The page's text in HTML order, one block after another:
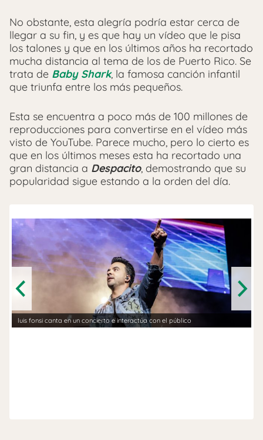
No obstante, esta alegría podría estar cerca de
llegar a su fin, y es que hay un vídeo que le pisa
los talones y que en los últimos años ha recortado
mucha distancia al tema de los de Puerto Rico. Se
trata de Baby Shark, la famosa canción infantil
que triunfa entre los más pequeños.
Esta se encuentra a poco más de 100 millones de
reproducciones para convertirse en el vídeo más
visto de YouTube. Parece mucho, pero lo cierto es
que en los últimos meses esta ha recortado una
gran distancia a Despacito, demostrando que su
popularidad sigue estando a la orden del día.
Previous